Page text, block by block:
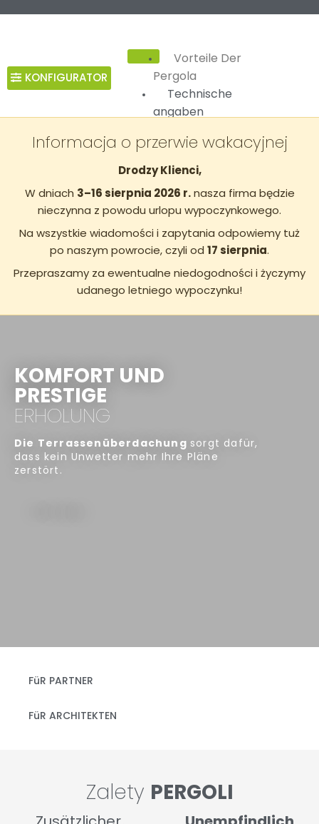
Vorteile Der
Pergola ​
Technische
angaben
Automatisierung
Rollläden ZIP
Glaswände
Beleuchtung
Audiosystem
Infrarotstrahler
Qualitat
Nützlichkeit
Über uns
Zum
Herunterladen
KONFIGURATOR
Informacja o przerwie wakacyjnej
Drodzy Klienci,
W dniach 3–16 sierpnia 2026 r.nasza firma będzie
nieczynna z powodu urlopu wypoczynkowego.
Na wszystkie wiadomości i zapytania odpowiemy tuż
po naszym powrocie, czyli od 17 sierpnia.
Przepraszamy za ewentualne niedogodności i życzymy
udanego letniego wypoczynku!
KOMFORT UND
PRESTIGE
ERHOLUNG
Die Terrassenüberdachung sorgt dafür,
dass kein Unwetter mehr Ihre Pläne
zerstört.
FüR PARTNER
FüR ARCHITEKTEN
Zalety PERGOLI